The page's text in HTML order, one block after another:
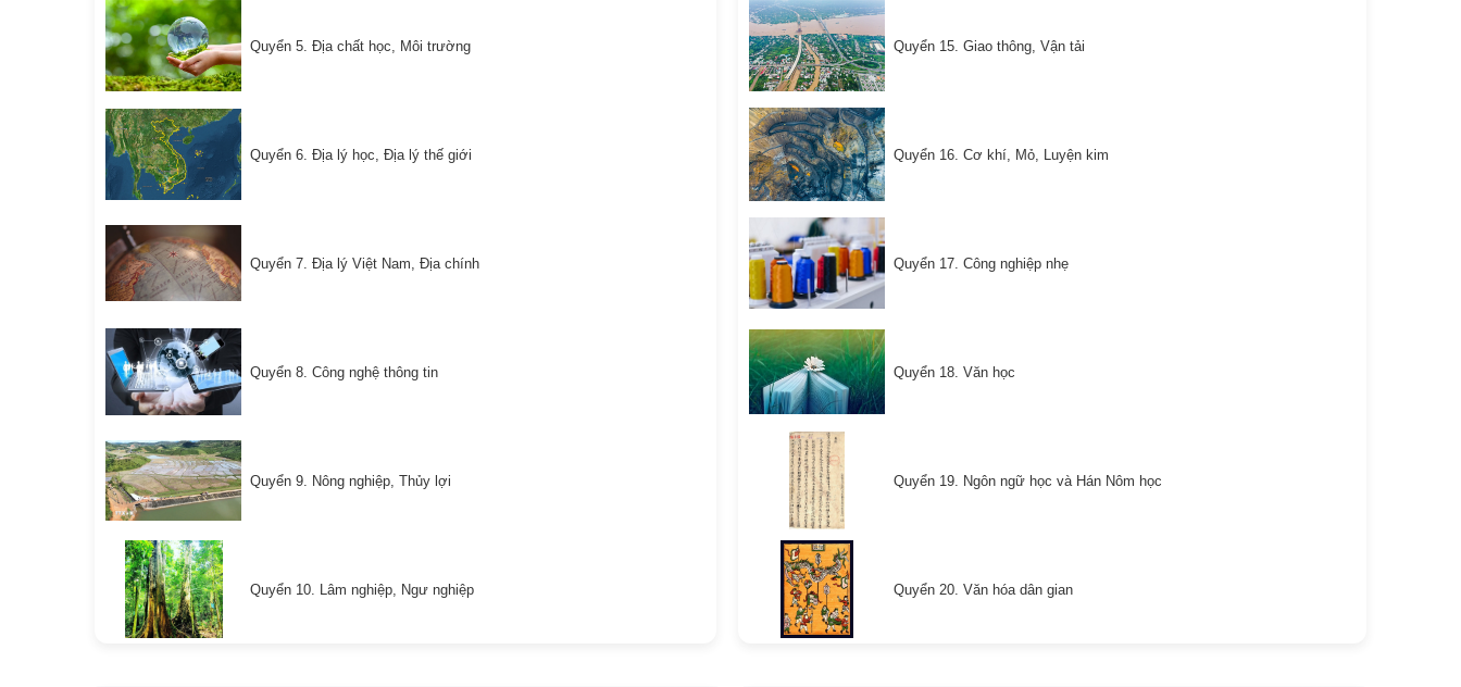
Quyển 5. Địa chất học, Môi trường
Quyển 6. Địa lý học, Địa lý thế giới
Quyển 7. Địa lý Việt Nam, Địa chính
Quyển 8. Công nghệ thông tin
Quyển 9. Nông nghiệp, Thủy lợi
Quyển 10. Lâm nghiệp, Ngư nghiệp
Quyển 15. Giao thông, Vận tải
Quyển 16. Cơ khí, Mỏ, Luyện kim
Quyển 17. Công nghiệp nhẹ
Quyển 18. Văn học
Quyển 19. Ngôn ngữ học và Hán Nôm học
Quyển 20. Văn hóa dân gian